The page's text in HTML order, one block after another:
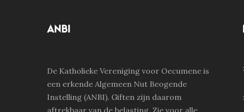
ANBI
De Katholieke Vereniging voor Oecumene is
een erkende Algemeen Nut Beogende
Instelling (ANBI). Giften zijn daarom